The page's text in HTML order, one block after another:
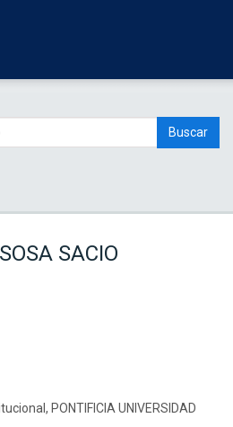
Buscar
SACIO
PONTIFICIA UNIVERSIDAD